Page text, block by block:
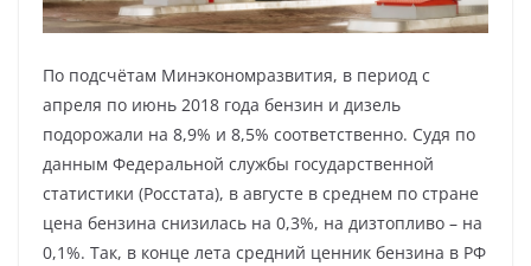
По подсчётам Минэкономразвития, в период с
апреля по июнь 2018 года бензин и дизель
подорожали на 8,9% и 8,5% соответственно. Судя по
данным Федеральной службы государственной
статистики (Росстата), в августе в среднем по стране
цена бензина снизилась на 0,3%, на дизтопливо – на
0,1%. Так, в конце лета средний ценник бензина в РФ